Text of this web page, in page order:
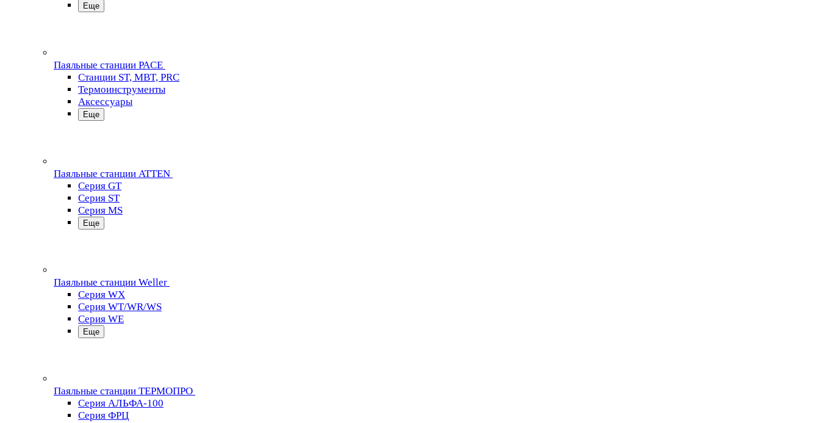
Еще
Паяльные станции PACE
Станции ST, MBT, PRC
Термоинструменты
Аксессуары
Еще
Паяльные станции ATTEN
Серия GT
Серия ST
Серия MS
Еще
Паяльные станции Weller
Серия WX
Серия WT/WR/WS
Серия WE
Еще
Паяльные станции ТЕРМОПРО
Серия АЛЬФА-100
Серия ФРЦ